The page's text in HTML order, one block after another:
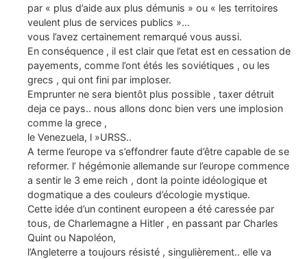
par « plus d’aide aux plus démunis » ou « les territoires
veulent plus de services publics »…
vous l’avez certainement remarqué vous aussi.
En conséquence , il est clair que l’etat est en cessation de
payements, comme l’ont étés les soviétiques , ou les
grecs , qui ont fini par imploser.
Emprunter ne sera bientôt plus possible , taxer détruit
deja ce pays.. nous allons donc bien vers une implosion
comme la grece ,
le Venezuela, l »URSS..
A terme l’europe va s’effondrer faute d’être capable de se
reformer. l’ hégémonie allemande sur l’europe commence
a sentir le 3 eme reich , dont la pointe idéologique et
dogmatique a des couleurs d’écologie mystique.
Cette idée d’un continent europeen a été caressée par
tous, de Charlemagne a Hitler , en passant par Charles
Quint ou Napoléon,
l’Angleterre a toujours résisté , singulièrement.. elle va